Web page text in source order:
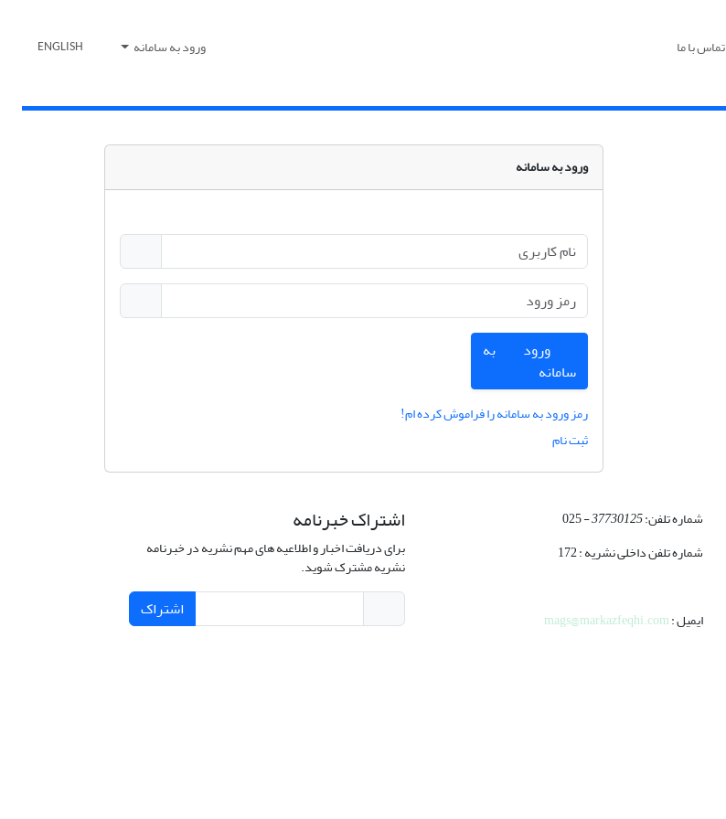
تماس با ما ورود به سامانه ENGLISH
ورود به سامانه
ورود به
سامانه
رمز ورود به سامانه را فراموش کرده ام!
ثبت نام
شماره تلفن:37730125
- 025
شماره تلفن داخلی نشریه : 172
ایمیل :mags@markazfeqhi.com
اشتراک خبرنامه
برای دریافت اخبار و اطلاعیه های مهم نشریه در خبرنامه
نشریه مشترک شوید.
اشتراک